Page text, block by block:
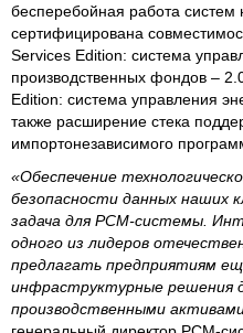
бесперебойная работа систем
сертифицирована
Services Edition: система
производственных фондов –
Edition: система управления
также расширение стека
импортонезависимого
«Обеспечение
безопасности данных наших
задача для РСМ-системы.
одного из лидеров
предлагать предприятиям
инфраструктурные решения
производственными